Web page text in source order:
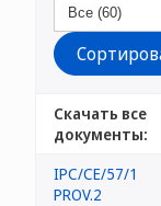
Скачать все
документы:
IPC/CE/57/1
PROV.2